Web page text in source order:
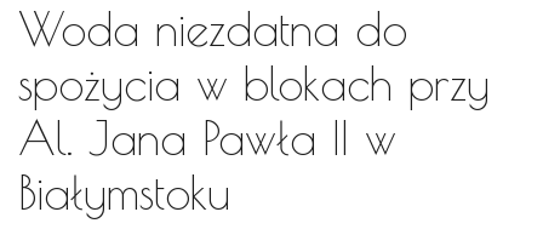
Woda niezdatna do
spożycia w blokach przy
Al. Jana Pawła II w
Białymstoku